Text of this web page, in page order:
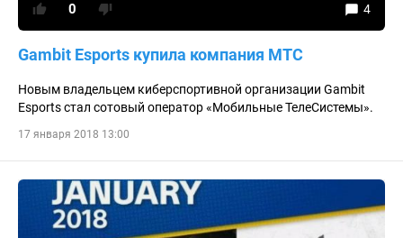
Gambit Esports купила компания МТС
Новым владельцем киберспортивной организации Gambit
Esports стал сотовый оператор «Мобильные ТелеСистемы».
0 4
17 января 2018 13:00